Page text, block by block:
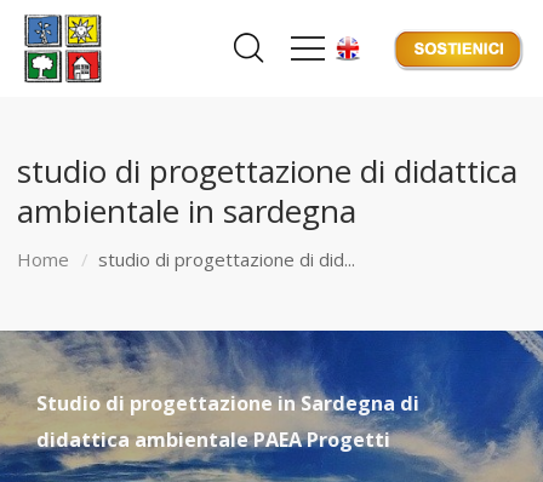
studio di progettazione di didattica
ambientale in sardegna
Home studio di progettazione di did...
Studio di progettazione in Sardegna di
didattica ambientale PAEA Progetti